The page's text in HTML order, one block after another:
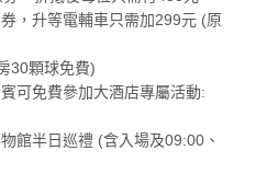
，升等電輔車只需加299元 (原
30顆球免費)
可免費參加大酒店專屬活動:
館半日巡禮 (含入場及09:00、